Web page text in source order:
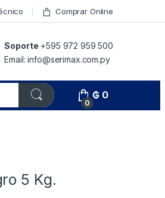
Comprar Online
Soporte +595 972 959 500
Email: info@serimax.com.py
0
₲ 0
5 Kg.